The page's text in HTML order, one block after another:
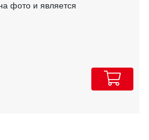
фото и является